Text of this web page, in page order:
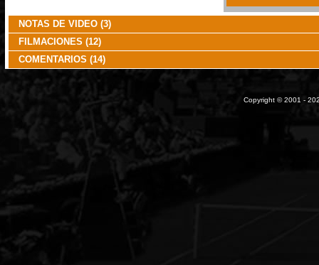
NOTAS DE VIDEO (3)
FILMACIONES (12)
COMENTARIOS (14)
Copyright © 2001 -